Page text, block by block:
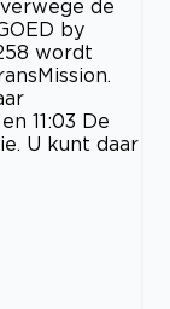
de
by
wordt
11:03 De
U kunt daar